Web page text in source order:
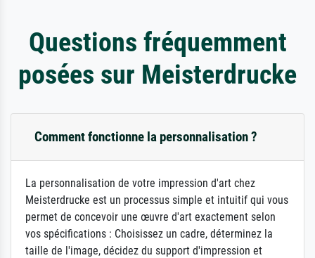
Questions fréquemment
posées sur Meisterdrucke
Comment fonctionne la personnalisation ?
La personnalisation de votre impression d'art chez
Meisterdrucke est un processus simple et intuitif qui vous
permet de concevoir une œuvre d'art exactement selon
vos spécifications : Choisissez un cadre, déterminez la
taille de l'image, décidez du support d'impression et